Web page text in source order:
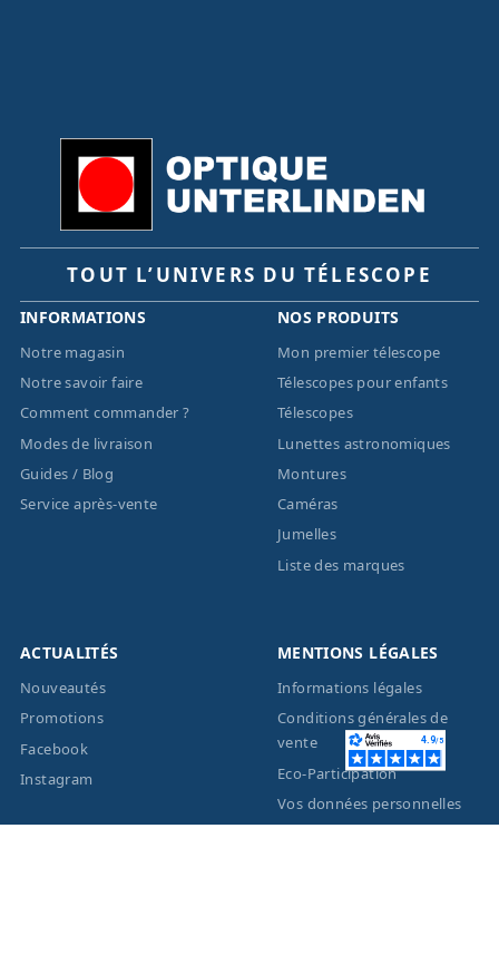
TOUT L’UNIVERS DU TÉLESCOPE
INFORMATIONS
Notre magasin
Notre savoir faire
Comment commander ?
Modes de livraison
Guides / Blog
Service après-vente
NOS PRODUITS
Mon premier télescope
Télescopes pour enfants
Télescopes
Lunettes astronomiques
Montures
Caméras
Jumelles
Liste des marques
ACTUALITÉS
Nouveautés
Promotions
Facebook
Instagram
MENTIONS LÉGALES
Informations légales
Conditions générales de
vente
Eco-Participation
Vos données personnelles